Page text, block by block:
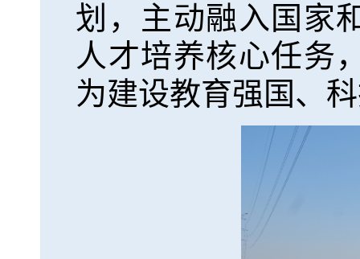
划，主动融入国家
人才培养核心任务
为建设教育强国、